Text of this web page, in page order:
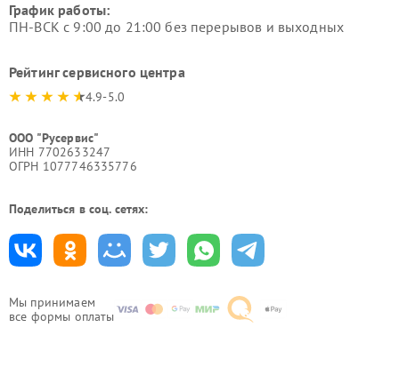
Мы принимаем
все формы оплаты
График работы:
ПН-ВСК с 9:00 до 21:00 без перерывов и выходных
Рейтинг сервисного центра
4.9-5.0
ООО "Русервис"
ИНН 7702633247
ОГРН 1077746335776
Поделиться в соц. сетях: